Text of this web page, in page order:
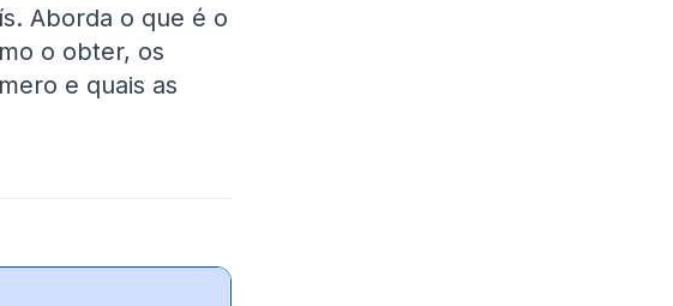
Aborda o que é o
o obter, os
e quais as